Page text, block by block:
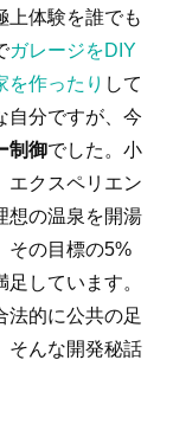
上体験を誰でも
ガレージをDIY
を作ったり して
自分ですが、今
制御でした。小
エクスペリエン
想の温泉を開湯
その目標の5%
しています。
法的に公共の足
そんな開発秘話